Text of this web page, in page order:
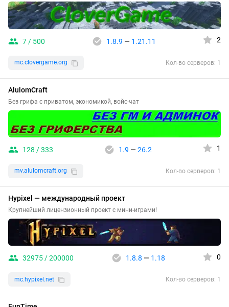
7 / 500 1.8.9 — 1.21.11 2
mc.clovergame.org Кол-во серверов: 1
AlulomCraft
Без грифа с приватом, экономикой, войс-чат
128 / 333 1.9 — 26.2 1
mv.alulomcraft.org Кол-во серверов: 1
Hypixel — международный проект
Крупнейший лицензионный проект с мини-играми!
32975 / 200000 1.8.8 — 1.18 0
mc.hypixel.net Кол-во серверов: 1